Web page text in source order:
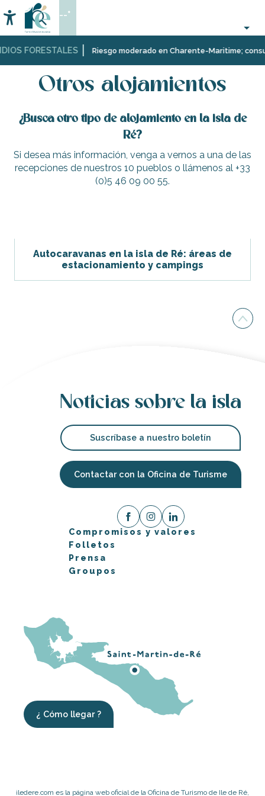
au
contenu
principalFORESTALES Riesgo moderado en Charente-Maritime;
Accessibilité
Buscar
--°
Página Web EstanciaOtros alojamientos
Otros alojamientos
¿Busca otro tipo de alojamiento en la isla de
Ré?
Si desea más información, venga a vernos a una de las
recepciones de nuestros 10 pueblos o llámenos al +33
(0)5 46 09 00 55.
Autocaravanas en la isla de Ré: áreas de
estacionamiento y campings
Noticias sobre la isla
Suscríbase a nuestro boletín
Contactar con la Oficina de Turisme
Compromisos y valores
Folletos
Prensa
Groupos
¿ Cómo llegar ?
iledere.com es la página web oficial de la Oficina de Turismo de Ile de Ré,